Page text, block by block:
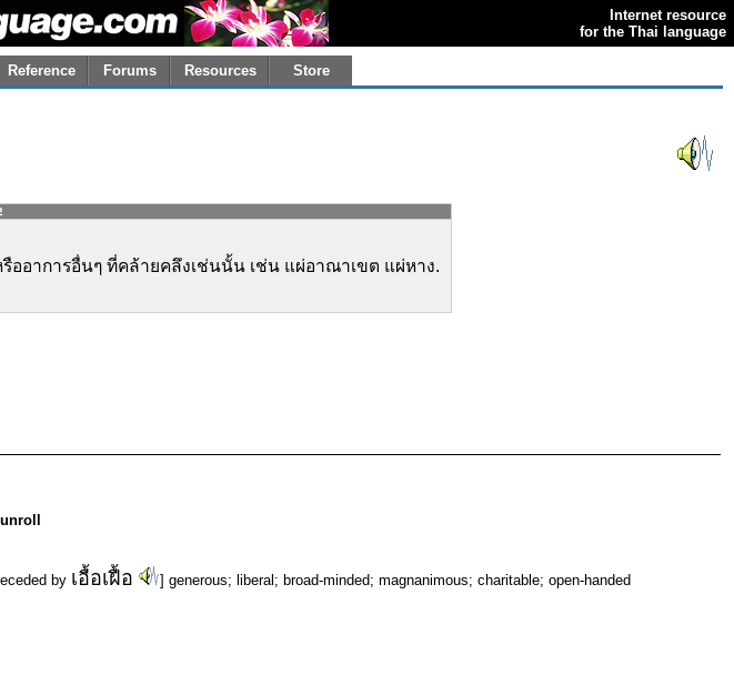
Internet resource
for the Thai language
Reference Forums Resources Store
ออาการอื่นๆ ที่คล้ายคลึงเช่นนั้น เช่น แผ่อาณาเขต แผ่หาง.
by เอื้อเฝื้อ ] generous; liberal; broad-minded; magnanimous; charitable; open-handed